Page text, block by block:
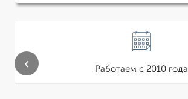
Работаем с 2010 года
‹